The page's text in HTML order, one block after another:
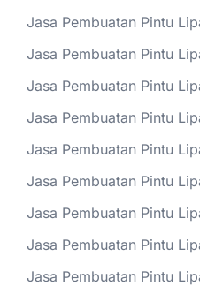
Jasa Pembuatan Pintu
Jasa Pembuatan Pintu
Jasa Pembuatan Pintu
Jasa Pembuatan Pintu
Jasa Pembuatan Pintu
Jasa Pembuatan Pintu
Jasa Pembuatan Pintu
Jasa Pembuatan Pintu
Jasa Pembuatan Pintu